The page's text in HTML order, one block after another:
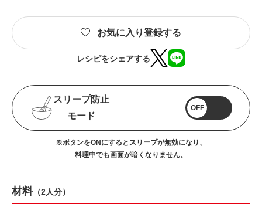
お気に入り登録する
レシピをシェアする
スリープ防止
モード
OFF
※ボタンをONにするとスリープが無効になり、
料理中でも画面が暗くなりません。
材料（2人分）